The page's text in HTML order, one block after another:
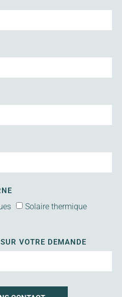
Solaire thermique
VOTRE DEMANDE